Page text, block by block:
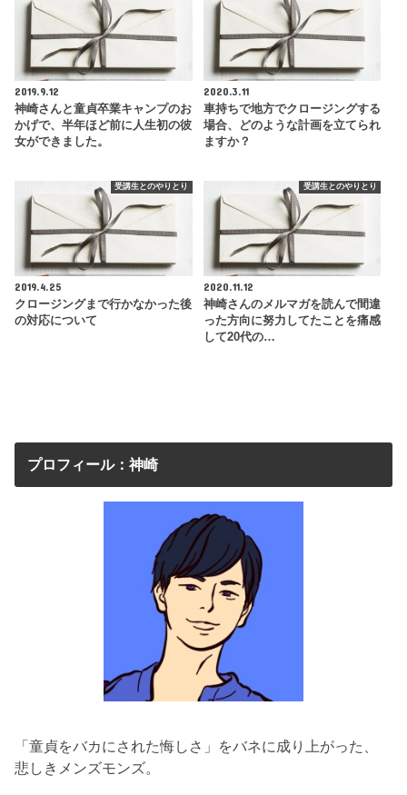
2019.9.12
神崎さんと童貞卒業キャンプのお
かげで、半年ほど前に人生初の彼
女ができました。
2020.3.11
車持ちで地方でクロージングする
場合、どのような計画を立てられ
ますか？
受講生とのやりとり
2019.4.25
クロージングまで行かなかった後
の対応について
受講生とのやりとり
2020.11.12
神崎さんのメルマガを読んで間違
った方向に努力してたことを痛感
して20代の…
プロフィール：神崎
「童貞をバカにされた悔しさ」をバネに成り上がった、
悲しきメンズモンズ。